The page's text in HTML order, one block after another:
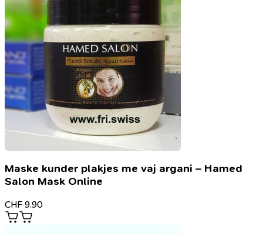
Maske kunder plakjes me vaj argani – Hamed
Salon Mask Online
CHF 9.90